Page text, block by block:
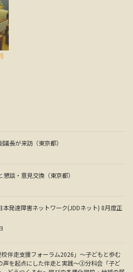
長が来訪（東京都）
談・意見交換（東京都）
本発達障害ネットワーク(JDDネット) 8月度正
伴走支援フォーラム2026」～子どもと歩む
声を起点にした伴走と実践～③分科会「子ど